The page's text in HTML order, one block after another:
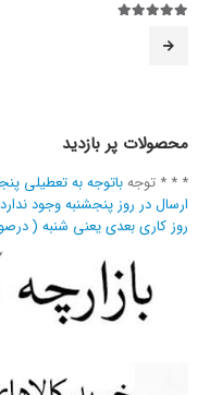
محصولات پر بازدید
* * * توجهباتوجه به تعطیلی
ارسال در روز پنجشنبه وجود
روز کاری بعدی یعنی شنبه (